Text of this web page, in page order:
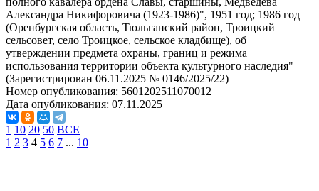
Александра Никифоровича (1923-1986)", 1951 год; 1986 год
(Оренбургская область, Тюльганский район, Троицкий
сельсовет, село Троицкое, сельское кладбище), об
утверждении предмета охраны, границ и режима
использования территории объекта культурного наследия"
(Зарегистрирован 06.11.2025 № 0146/2025/22)
Номер опубликования: 5601202511070012
Дата опубликования: 07.11.2025
1 10 20 50 ВСЕ
1 2 3 4 5 6 7 ... 10